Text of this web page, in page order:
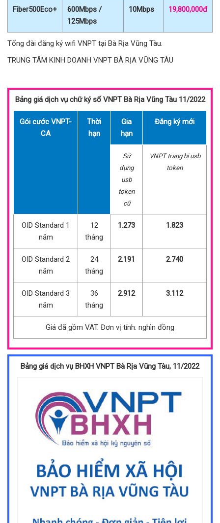
Fiber500Eco+
600Mbps /
125Mbps
10Mbps 19,800,000đ
Tổng đài đăng ký wifi VNPT tại Bà Rịa Vũng Tàu.
TRUNG TÂM KINH DOANH VNPT BÀ RỊA VŨNG TÀU
Bảng giá dịch vụ chữ ký số VNPT Bà Rịa Vũng Tàu 11/2022
Gói cước VNPT-
CA
Thời
hạn
Gia
hạn
Đăng ký mới
Sử
dụng
usb
token
cũ
VNPT trang bị usb
token
OID Standard 1
năm
12
tháng
1.273 1.823
OID Standard 2
năm
24
tháng
2.191 2.740
OID Standard 3
năm
36
tháng
2.912 3.112
Giá đã gồm VAT. Đơn vị tính: nghìn đồng
Bảng giá dịch vụ BHXH VNPT Bà Rịa Vũng Tàu, 11/2022